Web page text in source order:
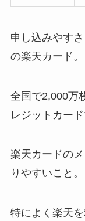
申し込みやす
の楽天カード。
全国で2,000万
レジットカード
楽天カードの
りやすいこと。
特によく楽天